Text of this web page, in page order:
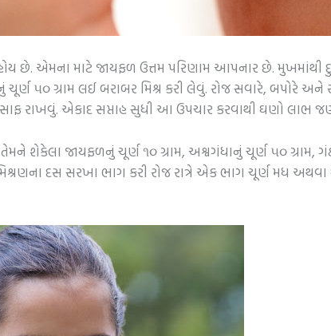
છે. એમના માટે જાયફળ ઉત્તમ પરિણામ આપનાર છે.
૫૦ ગ્રામ લઈ બરાબર મિશ્ર કરી લેવું. રોજ સવારે, બપોરે અને
સાફ રાખવું. એકાદ સપ્તાહ સુધી આ ઉપચાર કરવાથી ઘણો લાભ
શેકેલા જાયફળનું ચૂર્ણ ૧૦ ગ્રામ, અશ્વગંધાનું ચૂર્ણ ૫૦ ગ્રામ,
દસ સરખા ભાગ કરી રોજ રાત્રે એક ભાગ ચૂર્ણ મધ